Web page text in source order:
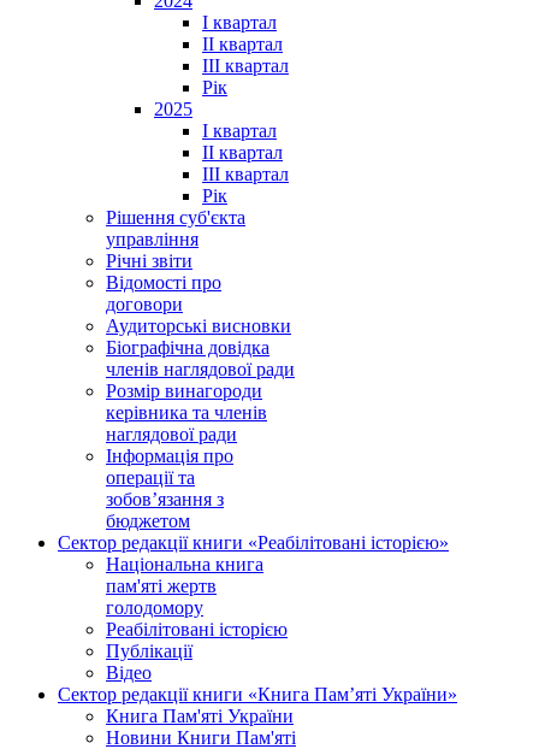
I квартал
II квартал
III квартал
Рік
2025
I квартал
II квартал
III квартал
Рік
Рішення суб'єкта
управління
Річні звіти
Відомості про
договори
Аудиторські висновки
Біографічна довідка
членів наглядової ради
Розмір винагороди
керівника та членів
наглядової ради
Інформація про
операції та
зобов’язання з
бюджетом
Сектор редакції книги «Реабілітовані історією»
Національна книга
пам'яті жертв
голодомору
Реабілітовані історією
Публікації
Відео
Сектор редакції книги «Книга Пам’яті України»
Книга Пам'яті України
Новини Книги Пам'яті